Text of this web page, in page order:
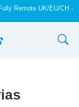
Remote UK/EU/CH -